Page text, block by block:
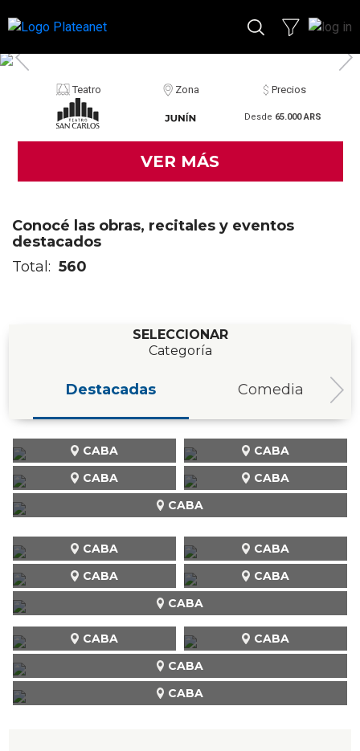
Teatro Zona Precios
Desde 65.000 ARS
VER MÁS
Conocé las obras, recitales y eventos
destacados
Total: 560
SELECCIONAR
Categoría
Destacadas Comedia
CABA
CABA
CABA
CABA
CABA
CABA CABA
CABA
CABA CABA
CABA
CABA CABA
CABA